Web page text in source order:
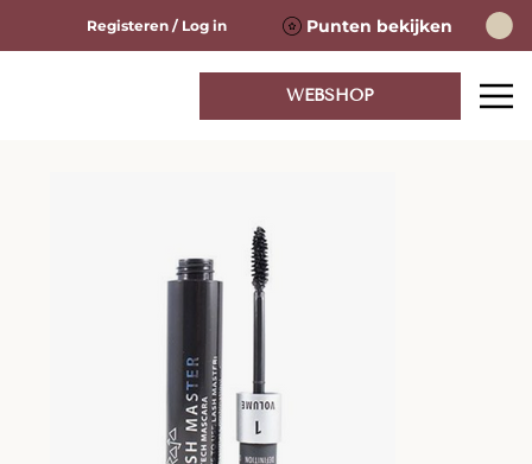
Punten bekijken
Registeren / Log in
WEBSHOP